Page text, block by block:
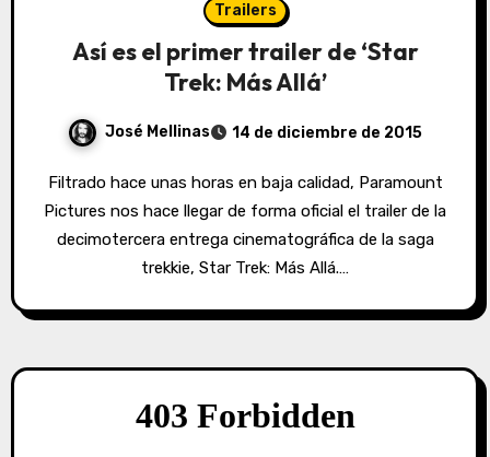
Trailers
Así es el primer trailer de ‘Star
Trek: Más Allá’
José Mellinas 14 de diciembre de 2015
Filtrado hace unas horas en baja calidad, Paramount
Pictures nos hace llegar de forma oficial el trailer de la
decimotercera entrega cinematográfica de la saga
trekkie, Star Trek: Más Allá.…